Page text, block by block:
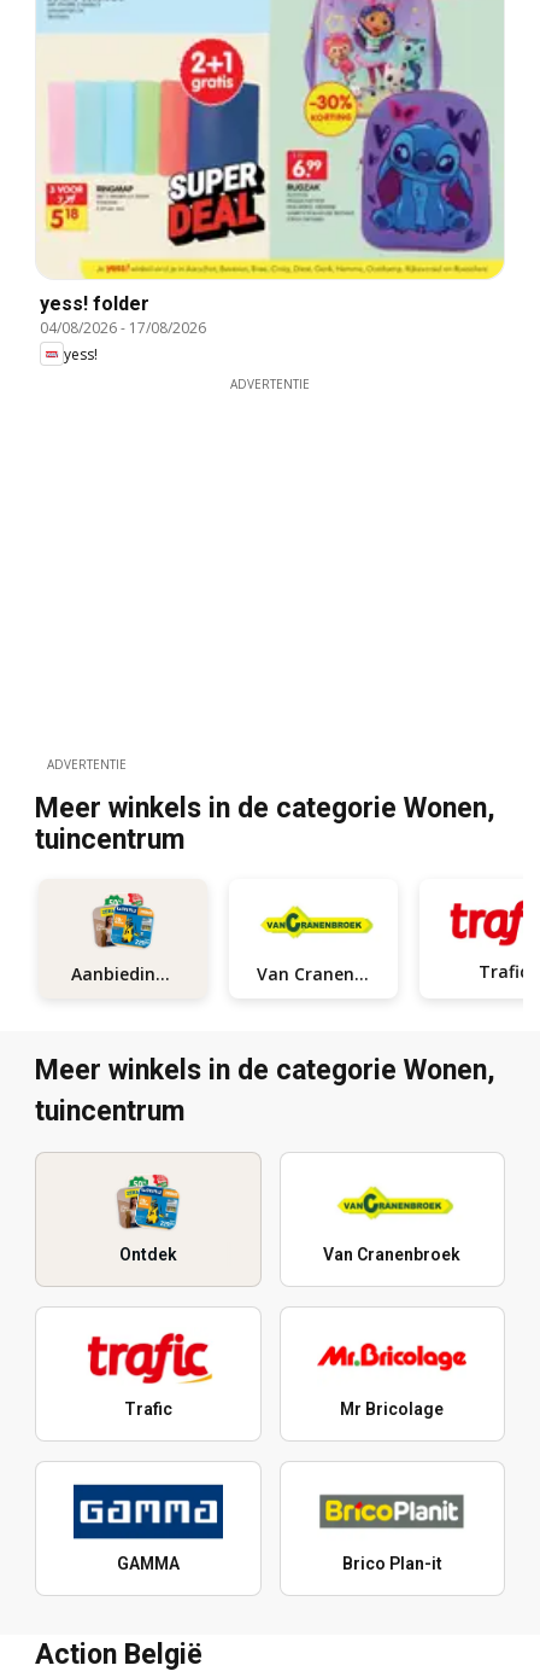
yess! folder
04/08/2026- 17/08/2026
yess!
ADVERTENTIE
ADVERTENTIE
Meer winkels in de categorie Wonen,
tuincentrum
Aanbiedingen Van Cranenbroek Trafic
Meer winkels in de categorie Wonen,
tuincentrum
Ontdek Van Cranenbroek
Trafic Mr Bricolage
GAMMA Brico Plan-it
Action België